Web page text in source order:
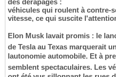
véhicules qui roulent à contre-
vitesse, ce qui suscite
Elon Musk lavait promis : le
de Tesla au Texas marquerait
lautonomie automobile. Et à
semblent spectaculaires. Les